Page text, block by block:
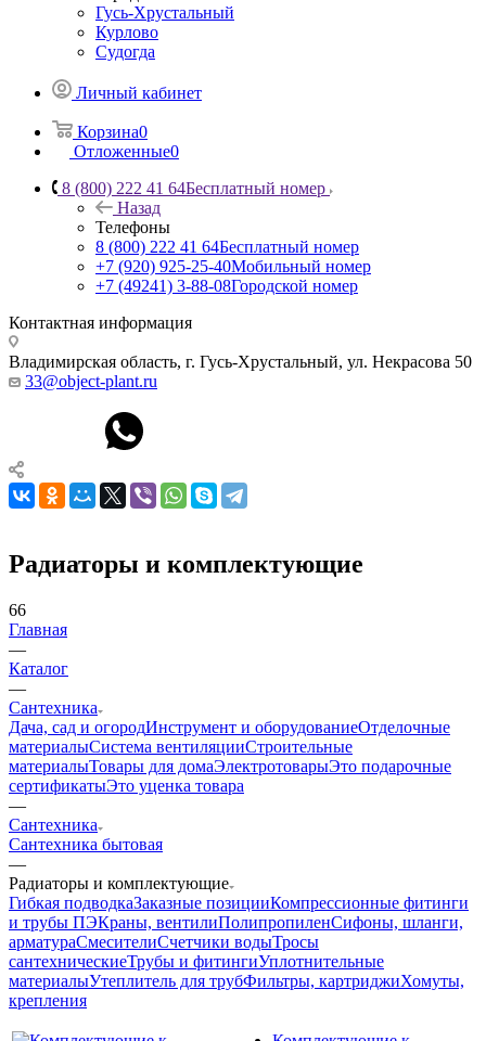
Гусь-Хрустальный
Курлово
Судогда
Личный кабинет
Корзина0
Отложенные0
8 (800) 222 41 64Бесплатный номер
Назад
Телефоны
8 (800) 222 41 64Бесплатный номер
+7 (920) 925-25-40Мобильный номер
+7 (49241) 3-88-08Городской номер
Контактная информация
Владимирская область, г. Гусь-Хрустальный, ул. Некрасова 50
33@object-plant.ru
Радиаторы и комплектующие
66
Главная
—
Каталог
—
Сантехника
Дача, сад и огородИнструмент и оборудованиеОтделочные
материалыСистема вентиляцииСтроительные
материалыТовары для домаЭлектротоварыЭто подарочные
сертификатыЭто уценка товара
—
Сантехника
Сантехника бытовая
—
Радиаторы и комплектующие
Гибкая подводкаЗаказные позицииКомпрессионные фитинги
и трубы ПЭКраны, вентилиПолипропиленСифоны, шланги,
арматураСмесителиСчетчики водыТросы
сантехническиеТрубы и фитингиУплотнительные
материалыУтеплитель для трубФильтры, картриджиХомуты,
крепления